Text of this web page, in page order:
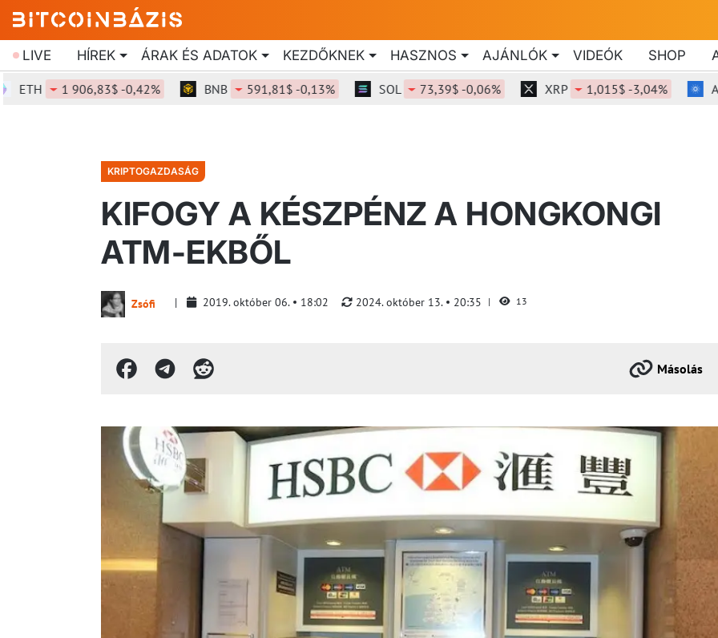
LIVE HÍREK ÁRAK ÉS ADATOK KEZDŐKNEK HASZNOS AJÁNLÓK VIDEÓK SHOP
1 906,83$ -0,42% BNB 591,81$ -0,13% SOL 73,39$ -0,06% XRP 1,015$ -3,04% ADA
KRIPTOGAZDASÁG
KIFOGY A KÉSZPÉNZ A HONGKONGI
ATM-EKBŐL
Zsófi 2019. október 06. 18:02 2024. október 13. 20:35 13
Másolás